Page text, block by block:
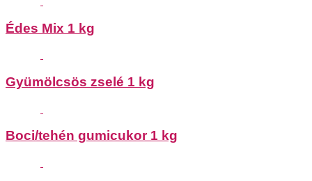
Édes Mix 1 kg
Gyümölcsös zselé 1 kg
Boci/tehén gumicukor 1 kg